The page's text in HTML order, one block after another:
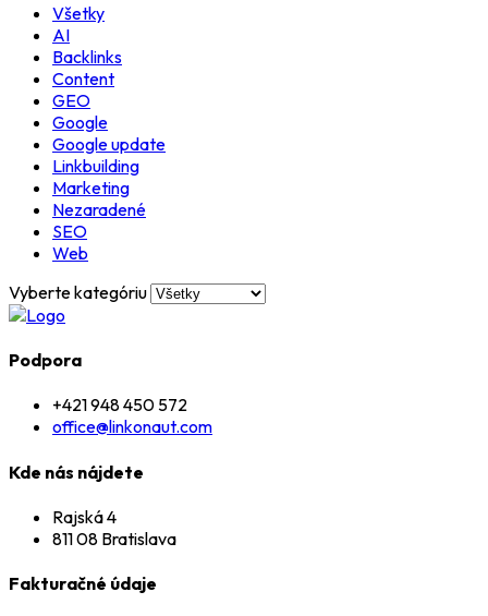
Všetky
AI
Backlinks
Content
GEO
Google
Google update
Linkbuilding
Marketing
Nezaradené
SEO
Web
Vyberte kategóriu
Podpora
+421 948 450 572
office@linkonaut.com
Kde nás nájdete
Rajská 4
811 08 Bratislava
Fakturačné údaje